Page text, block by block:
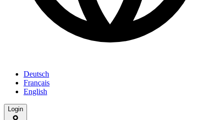
Deutsch
Français
English
Login